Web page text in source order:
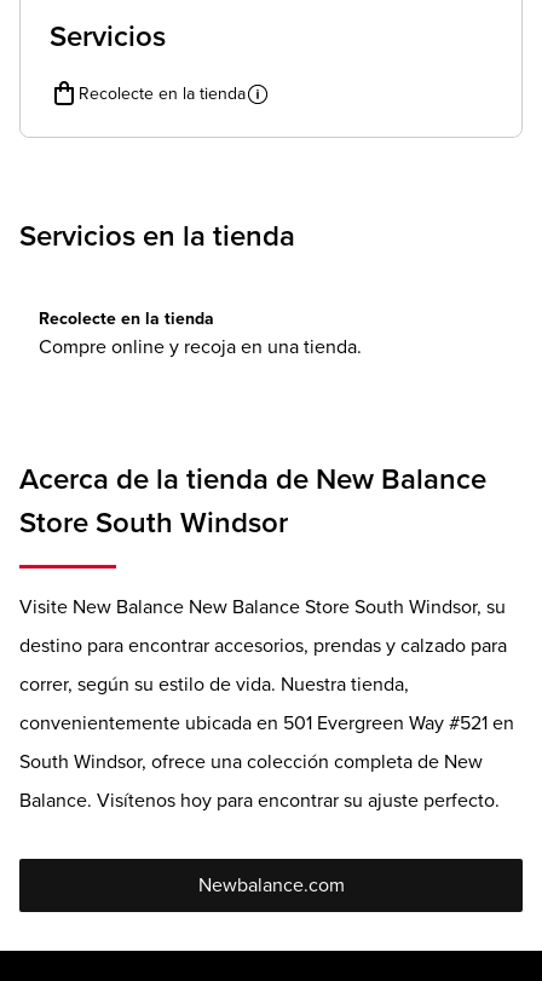
Servicios
Recolecte en la tienda
Servicios en la tienda
Recolecte en la tienda
Compre online y recoja en una tienda.
Acerca de la tienda de New Balance
Store South Windsor
Visite New Balance New Balance Store South Windsor, su
destino para encontrar accesorios, prendas y calzado para
correr, según su estilo de vida. Nuestra tienda,
convenientemente ubicada en 501 Evergreen Way #521 en
South Windsor, ofrece una colección completa de New
Balance. Visítenos hoy para encontrar su ajuste perfecto.
Newbalance.com